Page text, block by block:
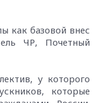
как базовой внес
ЧР, Почетный
у которого
которые